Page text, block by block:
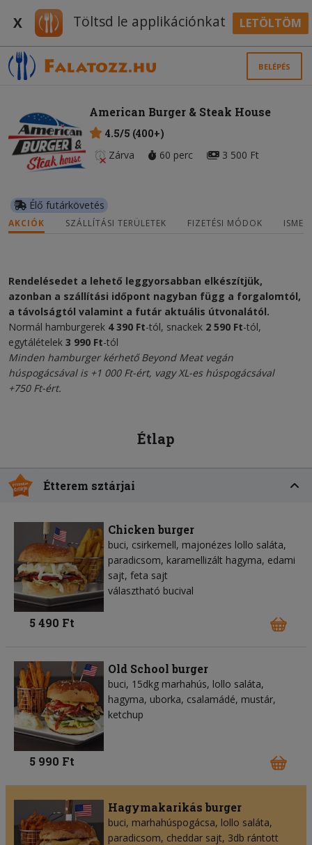
X Töltsd le applikációnkat LETÖLTÖM
BELÉPÉS
American Burger & Steak House
4.5/5 (400+)
Zárva
60 perc 3 500 Ft
Élő futárkövetés
AKCIÓK SZÁLLÍTÁSI TERÜLETEK FIZETÉSI MÓDOK
Rendelésedet a lehető leggyorsabban elkészítjük,
azonban a szállítási időpont nagyban függ a forgalomtól,
a távolságtól valamint a futár aktuális útvonalától.
Normál hamburgerek 4 390 Ft-tól, snackek 2 590 Ft-tól,
egytálételek 3 990 Ft-tól
Minden hamburger kérhetőBeyond Meat vegán
húspogácsávalis +1 000 Ft-ért, vagy XL-es húspogácsával
+750 Ft-ért.
Étlap
Étterem sztárjai
Chicken burger
buci, csirkemell, majonézes lollo saláta,
paradicsom, karamellizált hagyma, edami
sajt, feta sajt
választható bucival
5 490 Ft
Old School burger
buci, 15dkg marhahús, lollo saláta,
hagyma, uborka, csalamádé, mustár,
ketchup
5 990 Ft
Hagymakarikás burger
buci, marhahúspogácsa, lollo saláta,
paradicsom, cheddar sajt, 3db rántott